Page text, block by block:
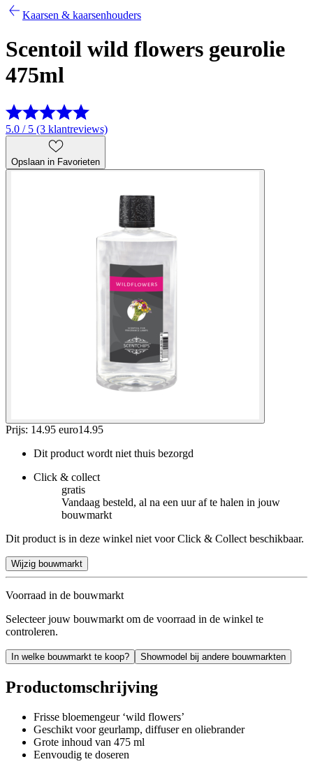
Kaarsen & kaarsenhouders
Scentoil wild flowers geurolie
475ml
5.0 / 5 (3 klantreviews)
Opslaan in Favorieten
Prijs: 14.95 euro14.95
Dit product wordt niet thuis bezorgd
Click & collect
gratis
Vandaag besteld, al na een uur af te halen in jouw
bouwmarkt
Dit product is in deze winkel niet voor Click & Collect beschikbaar.
Wijzig bouwmarkt
Voorraad in de bouwmarkt
Selecteer jouw bouwmarkt om de voorraad in de winkel te
controleren.
In welke bouwmarkt te koop? Showmodel bij andere bouwmarkten
Productomschrijving
Frisse bloemengeur ‘wild flowers’
Geschikt voor geurlamp, diffuser en oliebrander
Grote inhoud van 475 ml
Eenvoudig te doseren